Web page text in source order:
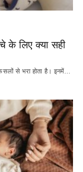
के लिए क्या सही
से भरा होता है। इनमें…